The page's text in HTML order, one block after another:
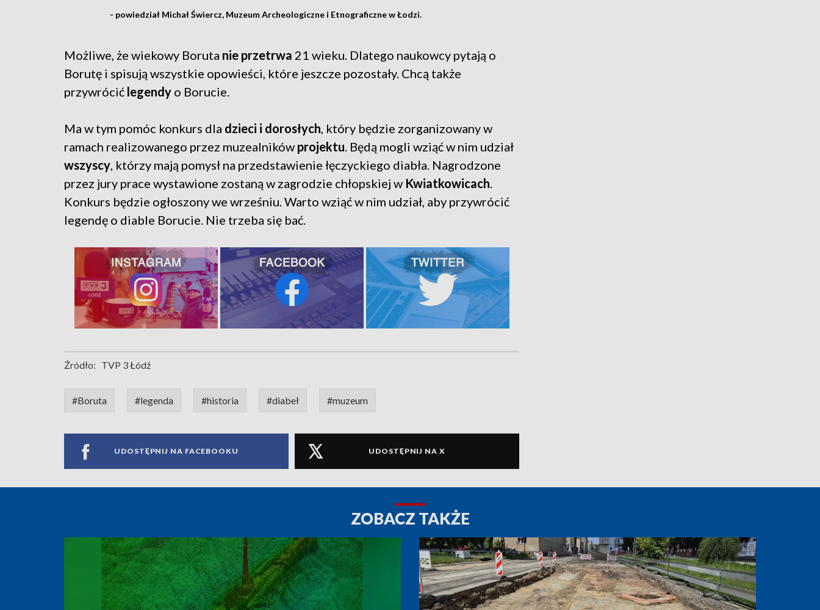
- powiedział Michał Świercz, Muzeum Archeologiczne i Etnograficzne w Łodzi.
Możliwe, że wiekowy Boruta nie przetrwa 21 wieku. Dlatego naukowcy pytają o
Borutę i spisują wszystkie opowieści, które jeszcze pozostały. Chcą także
przywrócić legendy o Borucie.
Ma w tym pomóc konkurs dla dzieci i dorosłych, który będzie zorganizowany w
ramach realizowanego przez muzealników projektu. Będą mogli wziąć w nim udział
wszyscy, którzy mają pomysł na przedstawienie łęczyckiego diabła. Nagrodzone
przez jury prace wystawione zostaną w zagrodzie chłopskiej w Kwiatkowicach.
Konkurs będzie ogłoszony we wrześniu. Warto wziąć w nim udział, aby przywrócić
legendę o diable Borucie. Nie trzeba się bać.
Źródło: TVP 3 Łódź
#Boruta #legenda #historia #diabeł #muzeum
UDOSTĘPNIJ NA FACEBOOKU UDOSTĘPNIJ NA X
ZOBACZ TAKŻE